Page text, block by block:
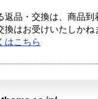
返品・交換は、商品
はお受けいたしかね
はこちら